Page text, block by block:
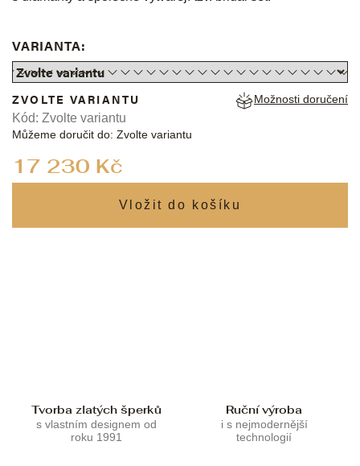
VARIANTA:
17 230 Kč
ZVOLTE VARIANTU
Můžeme doručit do: Zvolte variantu
Možnosti doručení
Kód: Zvolte variantu
Tvorba zlatých šperků
s vlastním designem od
roku 1991
Ruční výroba
i s nejmodernější
technologií